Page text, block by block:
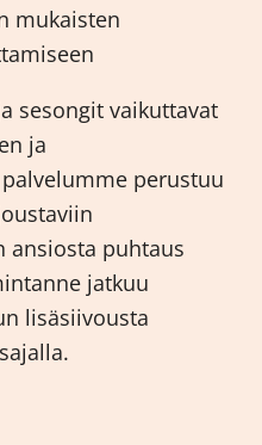
mukaisten
sesongit vaikuttavat
ja
perustuu
puhtaus
jatkuu
lisäsiivousta